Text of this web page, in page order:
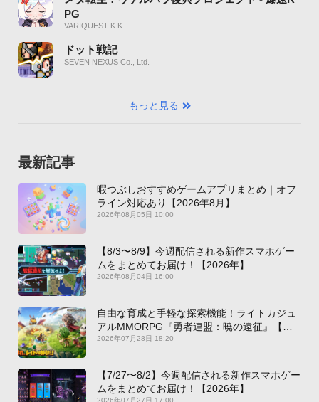
PG
VARIQUEST K K
ドット戦記
SEVEN NEXUS Co., Ltd.
もっと見る
最新記事
暇つぶしおすすめゲームアプリまとめ｜オフ
ライン対応あり【2026年8月】
2026年08月05日 10:00
【8/3〜8/9】今週配信される新作スマホゲー
ムをまとめてお届け！【2026年】
2026年08月04日 16:00
自由な育成と手軽な探索機能！ライトカジュ
アルMMORPG『勇者連盟：暁の遠征』【最
新作PICKUP】
2026年07月28日 18:20
【7/27〜8/2】今週配信される新作スマホゲー
ムをまとめてお届け！【2026年】